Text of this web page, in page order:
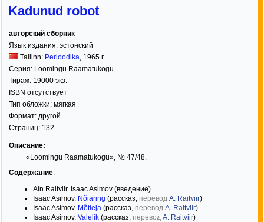
Kadunud robot
авторский сборник
Язык издания: эстонский
Tallinn: Perioodika, 1965 г.
Серия: Loomingu Raamatukogu
Тираж: 19000 экз.
ISBN отсутствует
Тип обложки: мягкая
Формат: другой
Страниц: 132
Описание:
«Loomingu Raamatukogu», № 47/48.
Содержание:
Ain Raitviir. Isaac Asimov (введение)
Isaac Asimov. Nõiaring (рассказ, перевод A. Raitviir)
Isaac Asimov. Mõtleja (рассказ, перевод A. Raitviir)
Isaac Asimov. Valelik (рассказ, перевод A. Raitviir)